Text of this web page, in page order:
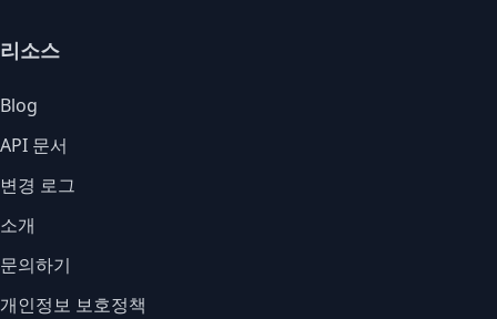
리소스
Blog
API 문서
변경 로그
소개
문의하기
개인정보 보호정책